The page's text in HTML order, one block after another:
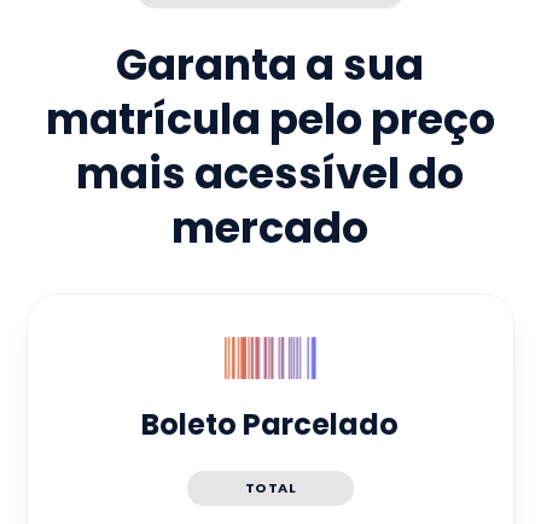
Garanta a sua
matrícula pelo preço
mais acessível do
mercado
Boleto Parcelado
TOTAL